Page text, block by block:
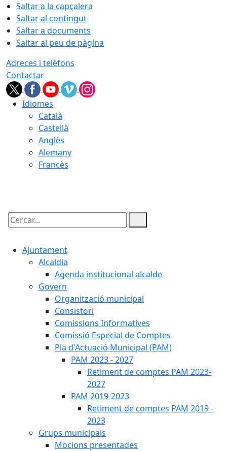
Saltar a la capçalera
Saltar al contingut
Saltar a documents
Saltar al peu de pàgina
Adreces i telèfons
Contactar
Idiomes
Català
Castellà
Anglès
Alemany
Francès
Cercar:
Ajuntament
Alcaldia
Agenda institucional alcalde
Govern
Organització municipal
Consistori
Comissions Informatives
Comissió Especial de Comptes
Pla d'Actuació Municipal (PAM)
PAM 2023 - 2027
Retiment de comptes PAM 2023-
2027
PAM 2019-2023
Retiment de comptes PAM 2019 -
2023
Grups municipals
Mocions presentades